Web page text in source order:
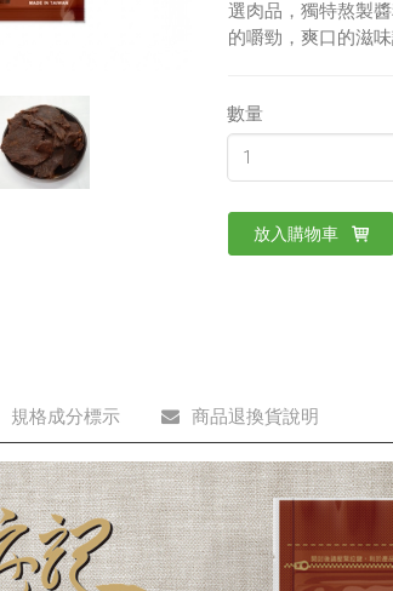
選肉品，獨特熬製
的嚼勁，爽口的滋
數量
放入購物車
規格成分標示 商品退換貨說明